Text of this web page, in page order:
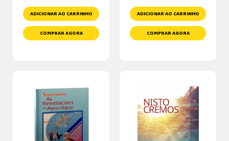
ADICIONAR AO CARRINHO
COMPRAR AGORA
ADICIONAR AO CARRINHO
COMPRAR AGORA